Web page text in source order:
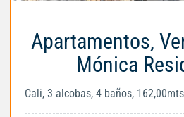
Apartamentos,
Mónica
Cali, 3 alcobas, 4 baños,